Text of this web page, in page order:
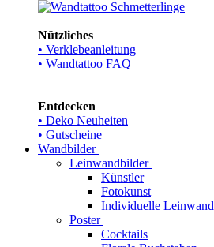
Nützliches
• Verklebeanleitung
• Wandtattoo FAQ
Entdecken
• Deko Neuheiten
• Gutscheine
Wandbilder
Leinwandbilder
Künstler
Fotokunst
Individuelle Leinwand
Poster
Cocktails